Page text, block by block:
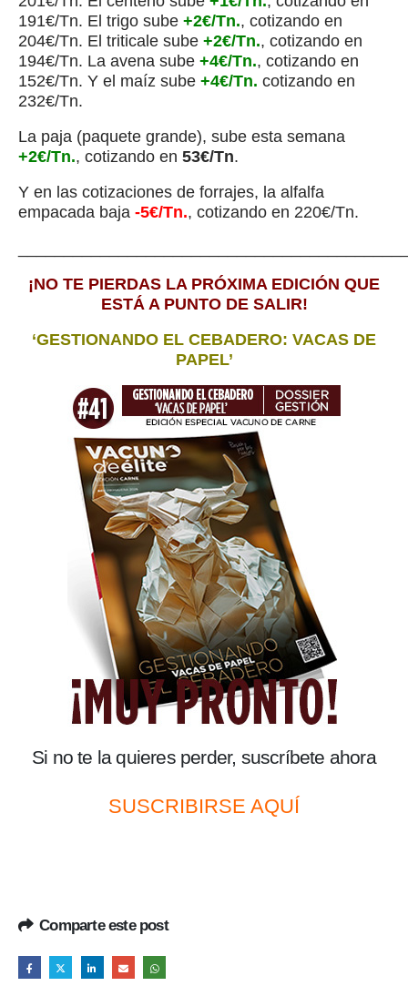
191€/Tn. El trigo sube +2€/Tn., cotizando en
204€/Tn. El triticale sube +2€/Tn., cotizando en
194€/Tn. La avena sube +4€/Tn., cotizando en
152€/Tn. Y el maíz sube +4€/Tn. cotizando en
232€/Tn.
La paja (paquete grande), sube esta semana
+2€/Tn., cotizando en 53€/Tn.
Y en las cotizaciones de forrajes, la alfalfa
empacada baja -5€/Tn., cotizando en 220€/Tn.
¡NO TE PIERDAS LA PRÓXIMA EDICIÓN QUE
ESTÁ A PUNTO DE SALIR!
‘GESTIONANDO EL CEBADERO: VACAS DE
PAPEL’
Si no te la quieres perder, suscríbete ahora
SUSCRIBIRSE AQUÍ
Comparte este post